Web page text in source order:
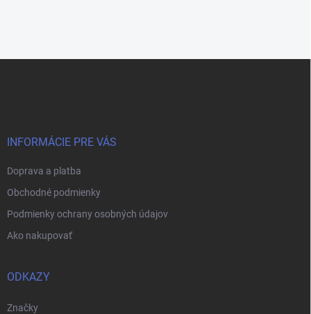
INFORMÁCIE PRE VÁS
Doprava a platba
Obchodné podmienky
Podmienky ochrany osobných údajov
Ako nakupovať
ODKAZY
Značky